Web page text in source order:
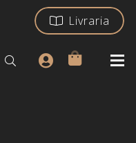
Livraria